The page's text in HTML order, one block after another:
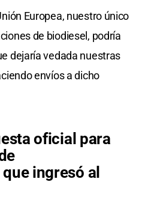
Europea, nuestro único
de biodiesel, podría
dejaría vedada nuestras
envíos a dicho
oficial para
ingresó al